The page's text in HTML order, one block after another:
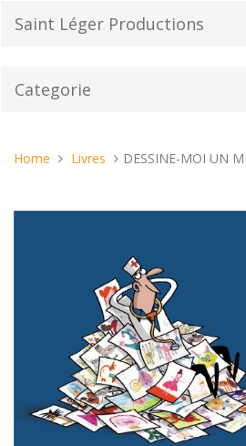
Saint Léger Productions
Categorie
Tu
Home Livres DESSINE-MOI UN